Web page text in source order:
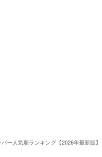
バー人気順ランキング【2026年最新版】